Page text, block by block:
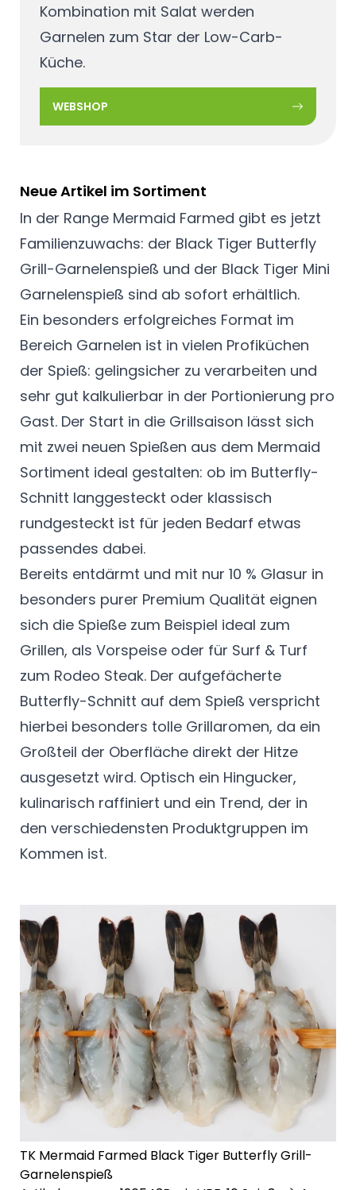
Kombination mit Salat werden
Garnelen zum Star der Low-Carb-
Küche.
WEBSHOP
Neue Artikel im Sortiment
In der Range Mermaid Farmed gibt es jetzt
Familienzuwachs: der Black Tiger Butterfly
Grill-Garnelenspieß und der Black Tiger Mini
Garnelenspieß sind ab sofort erhältlich.
Ein besonders erfolgreiches Format im
Bereich Garnelen ist in vielen Profiküchen
der Spieß: gelingsicher zu verarbeiten und
sehr gut kalkulierbar in der Portionierung pro
Gast. Der Start in die Grillsaison lässt sich
mit zwei neuen Spießen aus dem Mermaid
Sortiment ideal gestalten: ob im Butterfly-
Schnitt langgesteckt oder klassisch
rundgesteckt ist für jeden Bedarf etwas
passendes dabei.
Bereits entdärmt und mit nur 10 % Glasur in
besonders purer Premium Qualität eignen
sich die Spieße zum Beispiel ideal zum
Grillen, als Vorspeise oder für Surf & Turf
zum Rodeo Steak. Der aufgefächerte
Butterfly-Schnitt auf dem Spieß verspricht
hierbei besonders tolle Grillaromen, da ein
Großteil der Oberfläche direkt der Hitze
ausgesetzt wird. Optisch ein Hingucker,
kulinarisch raffiniert und ein Trend, der in
den verschiedensten Produktgruppen im
Kommen ist.
TK Mermaid Farmed Black Tiger Butterfly Grill-
Garnelenspieß